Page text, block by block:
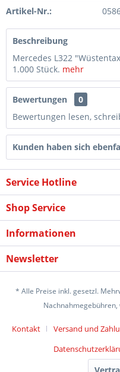
Artikel-Nr.:
Beschreibung
Mercedes L322
1.000 Stück. mehr
Bewertungen
0
Bewertungen lesen,
Kunden haben sich
Service Hotline
Shop Service
Informationen
Newsletter
* Alle Preise inkl. gesetzl.
Kontakt Versand und